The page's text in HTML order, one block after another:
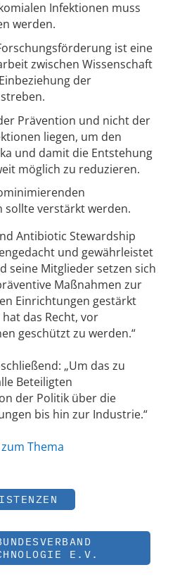
Infektionen muss
werden.
ist eine
zwischen Wissenschaft
der
Prävention und nicht der
liegen, um den
und damit die Entstehung
möglich zu reduzieren.
sollte verstärkt werden.
Antibiotic Stewardship
und gewährleistet
seine Mitglieder setzen sich
Maßnahmen zur
Einrichtungen gestärkt
das Recht, vor
geschützt zu werden.“
„Um das zu
Beteiligten
der Politik über die
bis hin zur Industrie.“
Thema
E.V.